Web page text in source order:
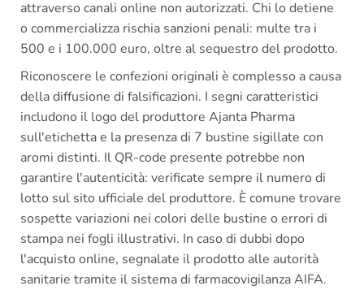
attraverso canali online non autorizzati. Chi lo detiene
o commercializza rischia sanzioni penali: multe tra i
500 e i 100.000 euro, oltre al sequestro del prodotto.
Riconoscere le confezioni originali è complesso a causa
della diffusione di falsificazioni. I segni caratteristici
includono il logo del produttore Ajanta Pharma
sull'etichetta e la presenza di 7 bustine sigillate con
aromi distinti. Il QR-code presente potrebbe non
garantire l'autenticità: verificate sempre il numero di
lotto sul sito ufficiale del produttore. È comune trovare
sospette variazioni nei colori delle bustine o errori di
stampa nei fogli illustrativi. In caso di dubbi dopo
l'acquisto online, segnalate il prodotto alle autorità
sanitarie tramite il sistema di farmacovigilanza AIFA.